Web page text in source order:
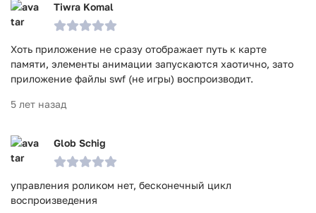
Tiwra Komal
Хоть приложение не сразу отображает путь к карте
памяти, элементы анимации запускаются хаотично, зато
приложение файлы swf (не игры) воспроизводит.
5 лет назад
Glob Schig
управления роликом нет, бесконечный цикл
воспроизведения